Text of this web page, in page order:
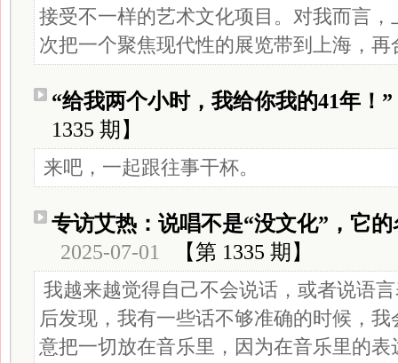
接受不一样的艺术文化项目。对我而言
次把一个聚焦现代性的展览带到上海，再
“给我两个小时，我给你我的41年！”
1335 期】
来吧，一起跟往事干杯。
专访艾热：说唱不是“没文化”，它
2025-07-01
【第 1335 期】
我越来越觉得自己不会说话，或者说语
后发现，我有一些话不够准确的时候，
意把一切放在音乐里，因为在音乐里的